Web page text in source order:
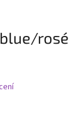
rosé